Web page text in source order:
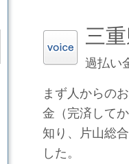
三
過払い
まず人からの
金（完済して
知り、片山総
した。